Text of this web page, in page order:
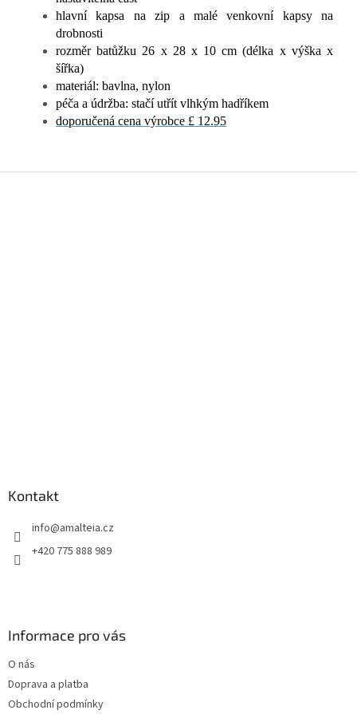
hlavní kapsa na zip a malé venkovní kapsy na
drobnosti
rozměr batůžku 26 x 28 x 10 cm (délka x výška x
šířka)
materiál: bavlna, nylon
péča a údržba: stačí utřít vlhkým hadříkem
doporučená cena výrobce £ 12.95
Kontakt
info@amalteia.cz
+420 775 888 989
Informace pro vás
O nás
Doprava a platba
Obchodní podmínky